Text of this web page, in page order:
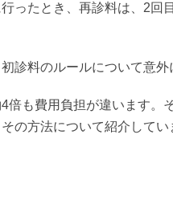
ったとき、再診料は、2回
診料のルールについて意外
倍も費用負担が違います。
の方法について紹介してい